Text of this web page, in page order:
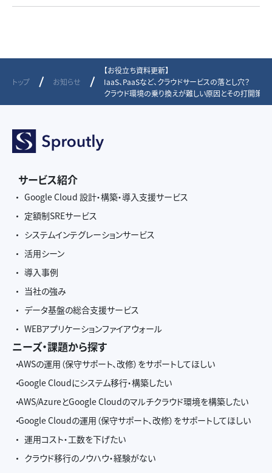
トップ お知らせ
【お役立ち資料更新】
IaaS、PaaSなど、クラウドサービスの落とし穴？
クラウド環境の乗り換えが難しい原因とその打開策
サービス紹介
Google Cloud 設計・構築・導入支援サービス
定額制SREサービス
システムインテグレーションサービス
活用シーン
導入事例
当社の強み
データ基盤の総合支援サービス
WEBアプリケーションファイアウォール
ニーズ・課題から探す
AWSの運用（保守サポート、改修）をサポートしてほしい
Google Cloudにシステム移行・構築したい
AWS/AzureとGoogle Cloudのマルチクラウド環境を構築したい
Google Cloudの運用（保守サポート、改修）をサポートしてほしい
運用コスト・工数を下げたい
クラウド移行のノウハウ・経験がない